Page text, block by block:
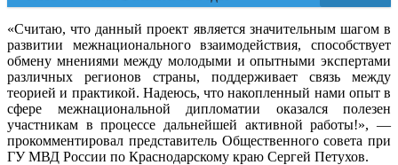
«Считаю, что данный проект является значительным шагом в
развитии межнационального взаимодействия, способствует
обмену мнениями между молодыми и опытными экспертами
различных регионов страны, поддерживает связь между
теорией и практикой. Надеюсь, что накопленный нами опыт в
сфере межнациональной дипломатии оказался полезен
участникам в процессе дальнейшей активной работы!», —
прокомментировал представитель Общественного совета при
ГУ МВД России по Краснодарскому краю Сергей Петухов.